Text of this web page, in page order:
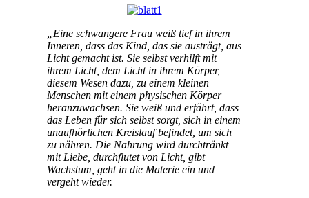
„Eine schwangere Frau weiß tief in ihrem
Inneren, dass das Kind, das sie austrägt, aus
Licht gemacht ist. Sie selbst verhilft mit
ihrem Licht, dem Licht in ihrem Körper,
diesem Wesen dazu, zu einem kleinen
Menschen mit einem physischen Körper
heranzuwachsen. Sie weiß und erfährt, dass
das Leben für sich selbst sorgt, sich in einem
unaufhörlichen Kreislauf befindet, um sich
zu nähren. Die Nahrung wird durchtränkt
mit Liebe, durchflutet von Licht, gibt
Wachstum, geht in die Materie ein und
vergeht wieder.